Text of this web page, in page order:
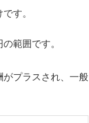
す。
範囲です。
がプラスされ、一般